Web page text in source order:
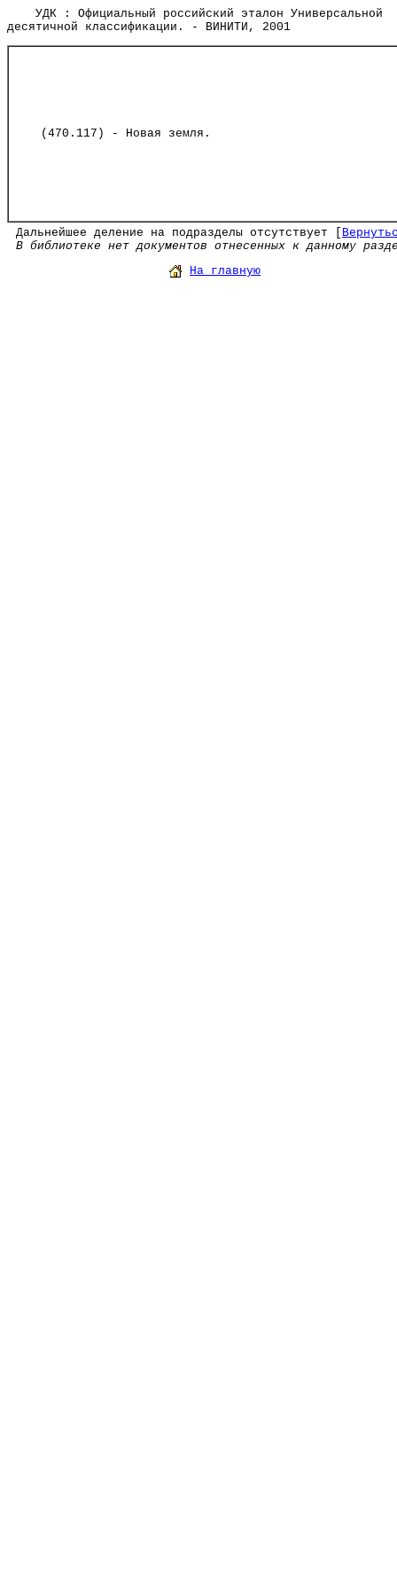
УДК : Официальный российский эталон Универсальной
десятичной классификации. - ВИНИТИ, 2001
(470.117) - Новая земля.
Дальнейшее деление на подразделы отсутствует [
В библиотеке нет документов отнесенных к данному
На главную